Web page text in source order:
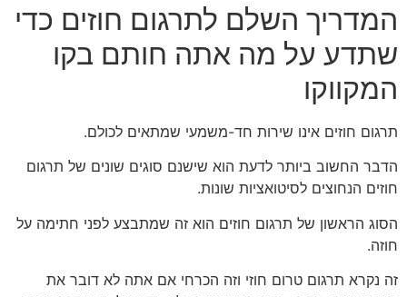
המדריך השלם לתרגום חוזים כדי
שתדע על מה אתה חותם בקו
המקווקו
תרגום חוזים אינו שירות חד-משמעי שמתאים לכולם.
הדבר החשוב ביותר לדעת הוא שישנם סוגים שונים של תרגום
חוזים הנחוצים לסיטואציות שונות.
הסוג הראשון של תרגום חוזים הוא זה שמתבצע לפני חתימה על
חוזה.
זה נקרא תרגום טרום חוזי וזה הכרחי אם אתה לא דובר את